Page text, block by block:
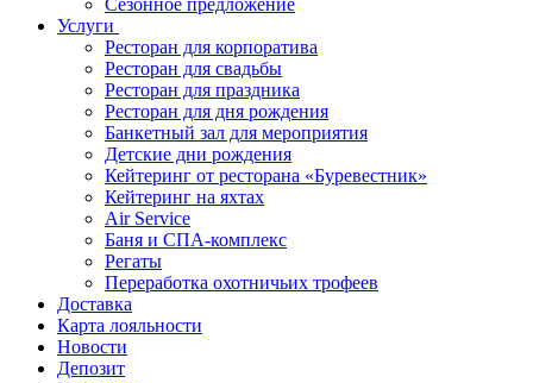
Сезонное предложение
Услуги
Ресторан для корпоратива
Ресторан для свадьбы
Ресторан для праздника
Ресторан для дня рождения
Банкетный зал для мероприятия
Детские дни рождения
Кейтеринг от ресторана «Буревестник»
Кейтеринг на яхтах
Air Service
Баня и СПА-комплекс
Регаты
Переработка охотничьих трофеев
Доставка
Карта лояльности
Новости
Депозит